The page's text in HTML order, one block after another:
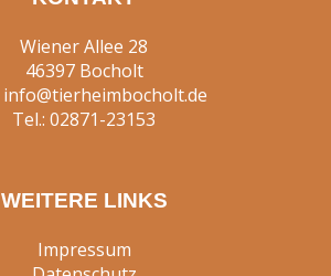
Wiener Allee 28
46397 Bocholt
info@tierheimbocholt.de
Tel.: 02871-23153
WEITERE LINKS
Impressum